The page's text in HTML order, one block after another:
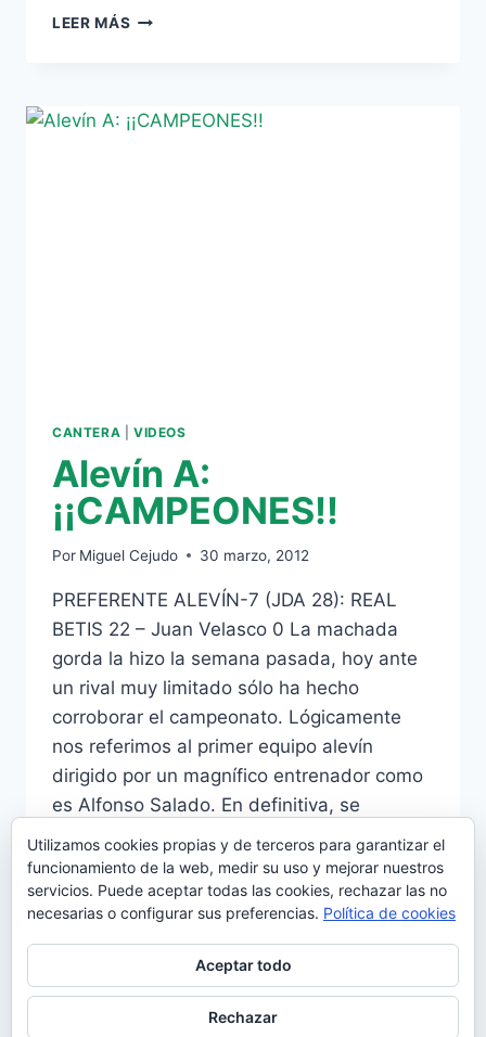
LEER MÁS [VÍDEO]
SALADO
TRAS
CANTERA VIDEOS
Alevín A:
¡¡CAMPEONES!!
Por Miguel Cejudo 30 marzo, 2012
PREFERENTE ALEVÍN-7 (JDA 28): REAL
BETIS 22 – Juan Velasco 0 La machada
gorda la hizo la semana pasada, hoy ante
un rival muy limitado sólo ha hecho
corroborar el campeonato. Lógicamente
nos referimos al primer equipo alevín
dirigido por un magnífico entrenador como
es Alfonso Salado. En definitiva, se
consuma el hito de quedar campeones…
LEER MÁS ALEVÍN
A:
¡¡CAMPEONES!!
© 2026 Manquepierda - Tema para WordPress
Utilizamos cookies propias y de terceros para garantizar el
funcionamiento de la web, medir su uso y mejorar nuestros
servicios. Puede aceptar todas las cookies, rechazar las no
necesarias o configurar sus preferencias. Política de cookies
Aceptar todo
Rechazar